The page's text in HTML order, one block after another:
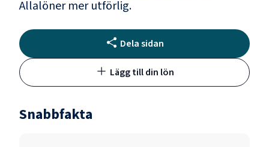
Allalöner mer utförlig.
Dela sidan
Lägg till din lön
Snabbfakta